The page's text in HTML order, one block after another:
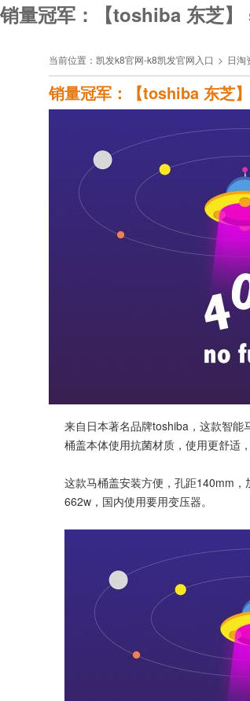
销量冠军：【toshiba 东芝】
当前位置： 凯发k8官网-k8凯发官网入口 > 日淘
销量冠军：【toshiba 东芝
来自日本著名品牌toshiba，这款智能
桶盖本体使用抗菌材质，使用更舒适
这款马桶盖安装方便，孔距140mm
662w，国内使用要用变压器。